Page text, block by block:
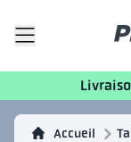
Accueil